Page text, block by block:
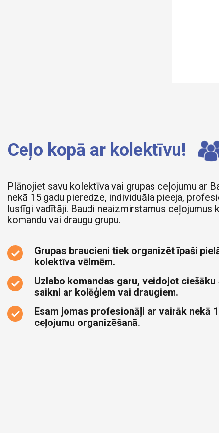
Ceļo kopā ar kolektīvu!
Plānojiet savu kolektīva vai grupas ceļojumu ar
nekā 15 gadu pieredze, individuāla pieeja,
lustīgi vadītāji. Baudi neaizmirstamus ceļojumus
komandu vai draugu grupu.
Grupas braucieni tiek organizēt īpaši
kolektīva vēlmēm.
Uzlabo komandas garu, veidojot
saikni ar kolēģiem vai draugiem.
Esam jomas profesionāļi ar vairāk nekā
ceļojumu organizēšanā.